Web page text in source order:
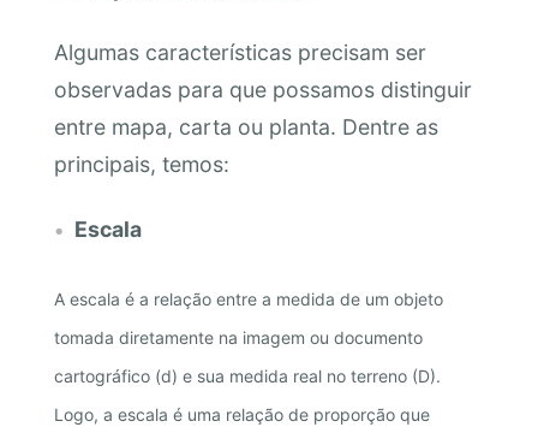
Algumas características precisam ser
observadas para que possamos distinguir
entre mapa, carta ou planta. Dentre as
principais, temos:
Escala
A escala é a relação entre a medida de um objeto
tomada diretamente na imagem ou documento
cartográfico (d) e sua medida real no terreno (D).
Logo, a escala é uma relação de proporção que